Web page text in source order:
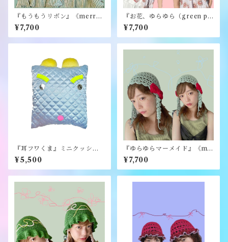
『もうもうリボン』《merry
yarn》
¥7,700
『お花、ゆらゆら（green pu
rple）』《merry yarn》
¥7,700
『耳フワくま』ミニクッショ
ン《むくり》
¥5,500
『ゆらゆらマーメイド』《me
rry yarn》
¥7,700